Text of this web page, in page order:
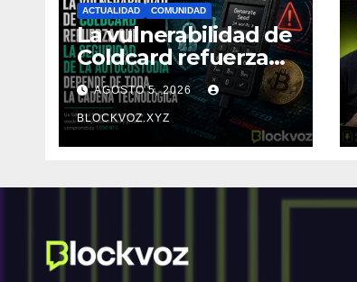
ACTUALIDAD COMUNIDAD
La vulnerabilidad de
Coldcard refuerza
que la seguridad de
la autocustodia
depende de toda la
cadena tecnológica,
Research
AGOSTO 5, 2026
BLOCKVOZ.XYZ